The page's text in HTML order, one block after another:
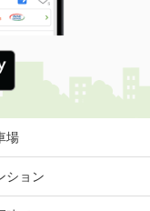
町三宅４丁目
場
ション